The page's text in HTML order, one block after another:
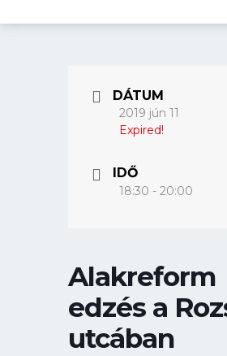
DÁTUM
2019 jún 11
Expired!
IDŐ
18:30 - 20:00
Alakreform
edzés a
utcában